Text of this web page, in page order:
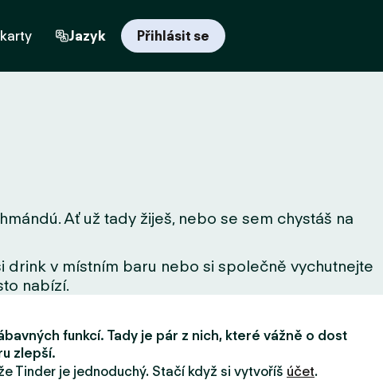
Jazyk Přihlásit se
Ať už tady žiješ, nebo se sem chystáš na
drink v místním baru nebo si společně vychutnejte
nabízí.
funkcí. Tady je pár z nich, které vážně o dost
zlepší.
Tinder je jednoduchý. Stačí když si vytvoříš účet.